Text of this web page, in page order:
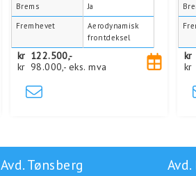
Brems
Ja
Fremhevet
Aerodynamisk
frontdeksel
kr 122.500,-
kr 98.000,- eks. mva
kr
kr
Avd. Tønsberg